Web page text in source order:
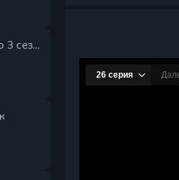
Реинкарнация безработного 3 сезон